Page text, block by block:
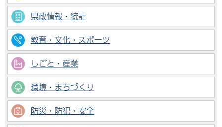
県政情報・統計
教育・文化・スポーツ
しごと・産業
環境・まちづくり
防災・防犯・安全